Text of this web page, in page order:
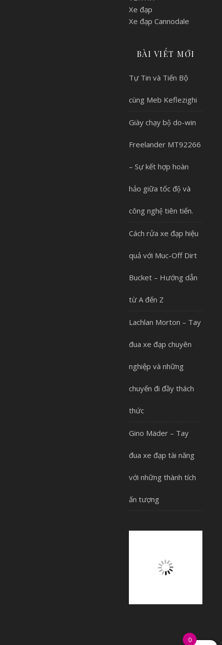
Xe đạp
Xe đạp Cannodale
BÀI VIẾT MỚI
Tự Tin và Tiến Bộ
cùng Meb Keflezighi
Giày chạy bộ do-win
Freelander MT92266
– Sự kết hợp hoàn
hảo giữa tốc độ và
công nghệ tiên tiến.
Cách rửa xe đạp hiệu
quả với Muc-Off Dirt
Bucket – Hướng dẫn
từ A đến Z
Lachlan Morton – Tay
đua xe đạp chuyên
nghiệp và những
chuyến đi đầy thách
thức
Gino Mäder – Tay
đua xe đạp tài năng
với những thành tích
ấn tượng
0